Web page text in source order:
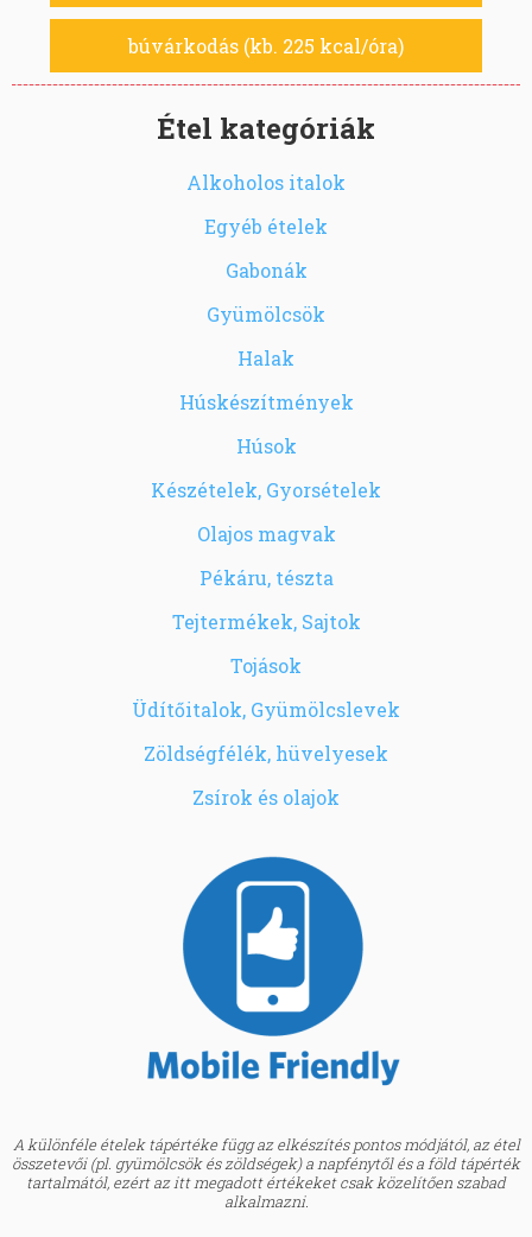
búvárkodás (kb. 225 kcal/óra)
Étel kategóriák
Alkoholos italok
Egyéb ételek
Gabonák
Gyümölcsök
Halak
Húskészítmények
Húsok
Készételek, Gyorsételek
Olajos magvak
Pékáru, tészta
Tejtermékek, Sajtok
Tojások
Üdítőitalok, Gyümölcslevek
Zöldségfélék, hüvelyesek
Zsírok és olajok
A különféle ételek tápértéke függ az elkészítés pontos módjától, az étel
összetevői (pl. gyümölcsök és zöldségek) a napfénytől és a föld tápérték
tartalmától, ezért az itt megadott értékeket csak közelítően szabad
alkalmazni.